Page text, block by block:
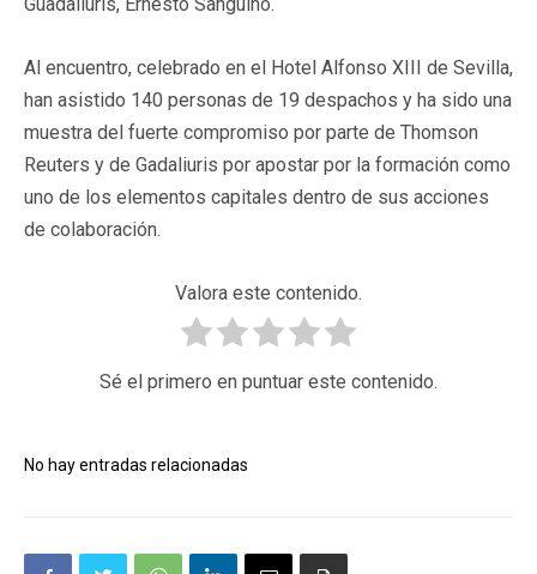
Al encuentro, celebrado en el Hotel Alfonso XIII de Sevilla,
han asistido 140 personas de 19 despachos y ha sido una
muestra del fuerte compromiso por parte de Thomson
Reuters y de Gadaliuris por apostar por la formación como
uno de los elementos capitales dentro de sus acciones
de colaboración.
Valora este contenido.
Sé el primero en puntuar este contenido.
No hay entradas relacionadas